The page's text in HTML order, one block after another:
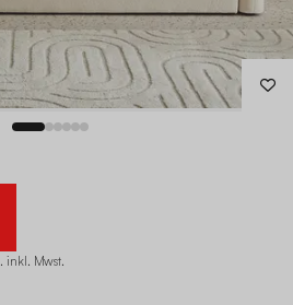
. inkl. Mwst.